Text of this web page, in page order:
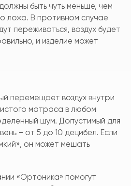
быть чуть меньше, чем
ложа. В противном случае
переживаться, воздух будет
и изделие может
перемещает воздух внутри
матраса в любом
шум. Допустимый для
– от 5 до 10 децибел. Если
он может мешать
«Ортоника» помогут